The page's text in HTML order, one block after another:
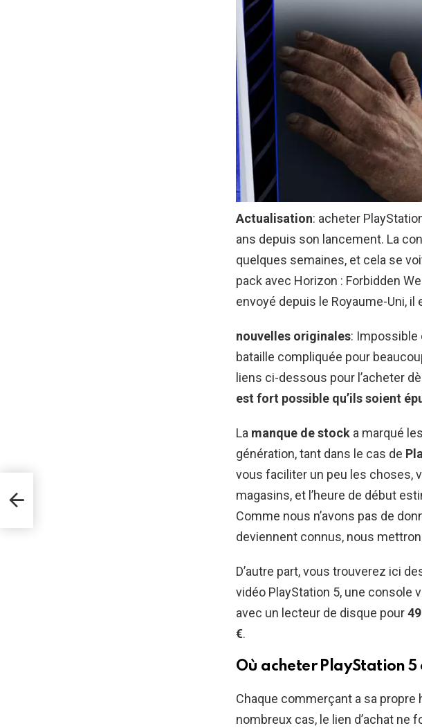
Actualisation: acheter
ans depuis son lancement. La
quelques semaines, et cela se
pack avec Horizon : Forbidden
envoyé depuis le Royaume-Uni,
nouvelles originales: Impossible
bataille compliquée pour
liens ci-dessous pour l’acheter
est fort possible qu’ils soient
La manque de stock a marqué
génération, tant dans le cas de
vous faciliter un peu les choses,
magasins, et l’heure de début
Comme nous n’avons pas de
deviennent connus, nous
D’autre part, vous trouverez ici
vidéo PlayStation 5, une console
avec un lecteur de disque pour
€.
Où acheter PlayStation 5
Chaque commerçant a sa propre
nombreux cas, le lien d’achat ne